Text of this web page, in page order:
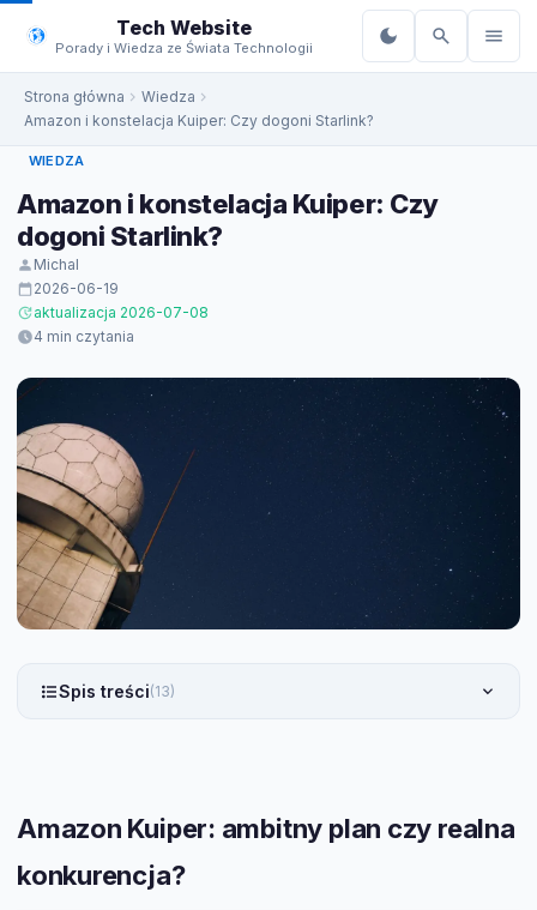
do
treści
Tech Website
Porady i Wiedza ze Świata Technologii
Strona główna
Wiedza
Amazon i konstelacja Kuiper: Czy dogoni Starlink?
WIEDZA
Amazon i konstelacja Kuiper: Czy
dogoni Starlink?
Michal
2026-06-19
aktualizacja 2026-07-08
4 min czytania
Spis treści(13)
Amazon Kuiper: ambitny plan czy realna
konkurencja?